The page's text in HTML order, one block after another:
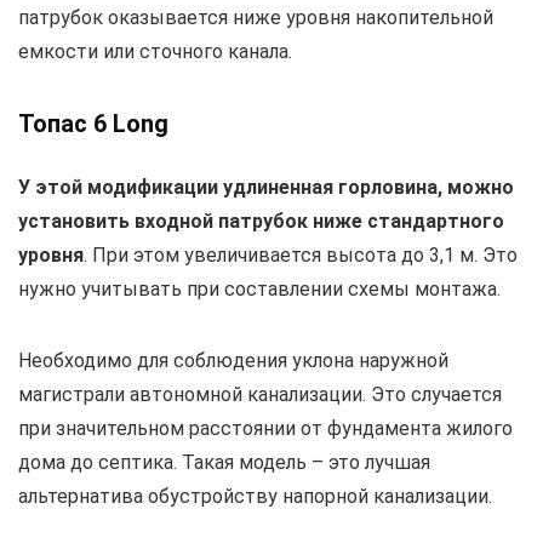
патрубок оказывается ниже уровня накопительной
емкости или сточного канала.
Топас 6 Long
У этой модификации удлиненная горловина, можно
установить входной патрубок ниже стандартного
уровня. При этом увеличивается высота до 3,1 м. Это
нужно учитывать при составлении схемы монтажа.
Необходимо для соблюдения уклона наружной
магистрали автономной канализации. Это случается
при значительном расстоянии от фундамента жилого
дома до септика. Такая модель – это лучшая
альтернатива обустройству напорной канализации.